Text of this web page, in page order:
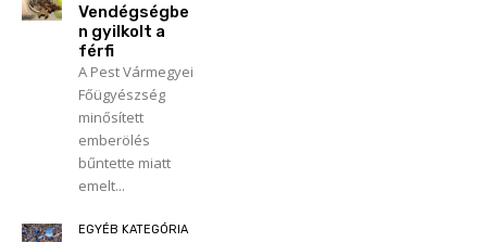
Vendégségbe
n gyilkolt a
férfi
A Pest Vármegyei
Főügyészség
minősített
emberölés
bűntette miatt
emelt...
EGYÉB KATEGÓRIA